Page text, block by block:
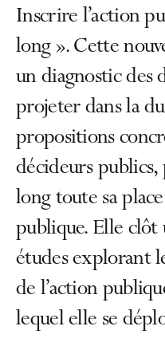
Inscrire l’action
long ». Cette
un diagnostic des
projeter dans la
propositions
décideurs
long toute sa
publique. Elle clôt
études explorant
de l’action
lequel elle se